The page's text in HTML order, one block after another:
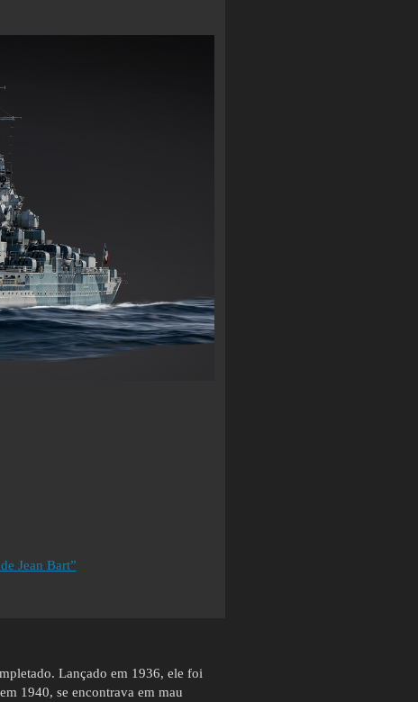
Jean Bart”
Lançado em 1936, ele foi
1940, se encontrava em mau